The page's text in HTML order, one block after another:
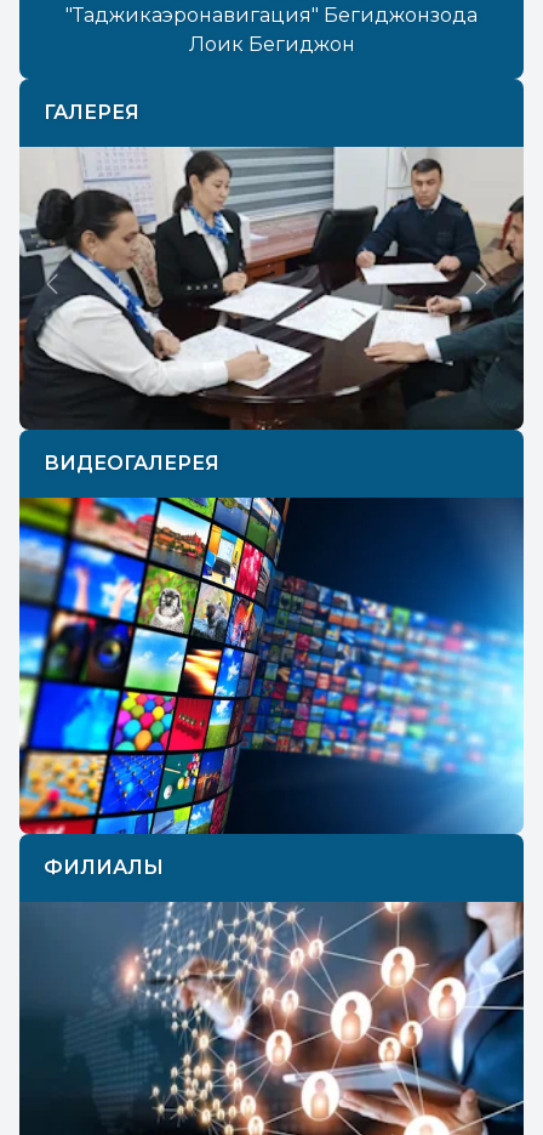
"Таджикаэронавигация" Бегиджонзода
Лоик Бегиджон
ГАЛЕРЕЯ
Previous Next
ВИДЕОГАЛЕРЕЯ
ФИЛИАЛЫ